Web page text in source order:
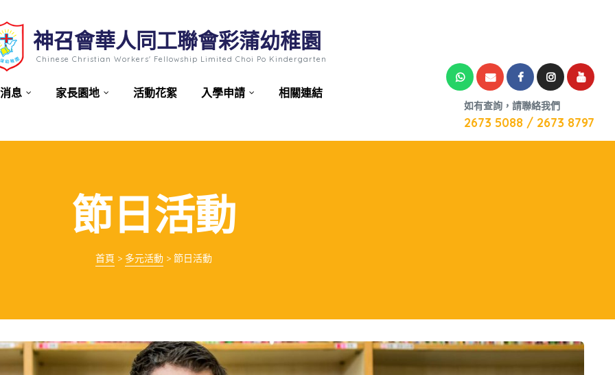
Chinese Christian Workers' Fellowship Limited Choi Po Kindergarten
神召會華人同工聯會彩蒲幼稚園
息 家長園地 活動花絮 入學申請 相關連結
如有查詢，請聯絡我們
2673 5088 / 2673 8797
節日活動
首頁 > 多元活動 > 節日活動